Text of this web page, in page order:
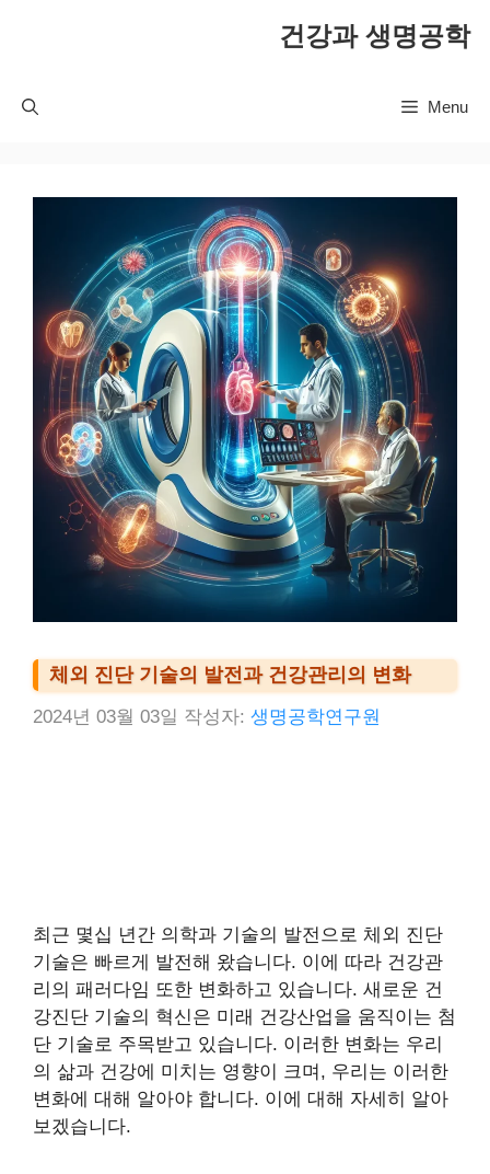
건강과 생명공학
Menu
체외 진단 기술의 발전과 건강관리의 변화
2024년 03월 03일 작성자: 생명공학연구원
최근 몇십 년간 의학과 기술의 발전으로 체외 진단
기술은 빠르게 발전해 왔습니다. 이에 따라 건강관
리의 패러다임 또한 변화하고 있습니다. 새로운 건
강진단 기술의 혁신은 미래 건강산업을 움직이는 첨
단 기술로 주목받고 있습니다. 이러한 변화는 우리
의 삶과 건강에 미치는 영향이 크며, 우리는 이러한
변화에 대해 알아야 합니다. 이에 대해 자세히 알아
보겠습니다.